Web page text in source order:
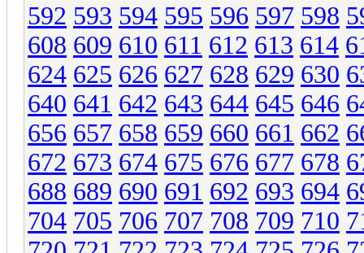
592 593 594 595 596 597 598
608 609 610 611 612 613 614
624 625 626 627 628 629 630
640 641 642 643 644 645 646
656 657 658 659 660 661 662
672 673 674 675 676 677 678
688 689 690 691 692 693 694
704 705 706 707 708 709 710